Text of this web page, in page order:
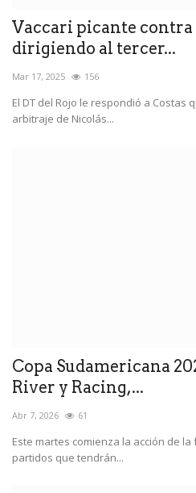
Vaccari picante contra
dirigiendo al tercer...
Mar 17, 2025 156
El DT del Rojo le respondió a Costas
arbitraje de Nicolás...
Copa Sudamericana
River y Racing,...
Abr 7, 2026 61
Este martes comienza la acción de
partidos que tendrán...